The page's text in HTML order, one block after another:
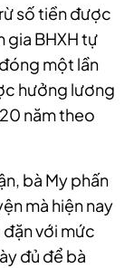
số tiền được
gia BHXH tự
một lần
hưởng lương
năm theo
bà My phấn
mà hiện nay
với mức
đủ để bà